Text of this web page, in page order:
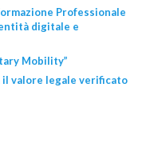
Professionale
digitale e
Mobility”
il valore legale verificato